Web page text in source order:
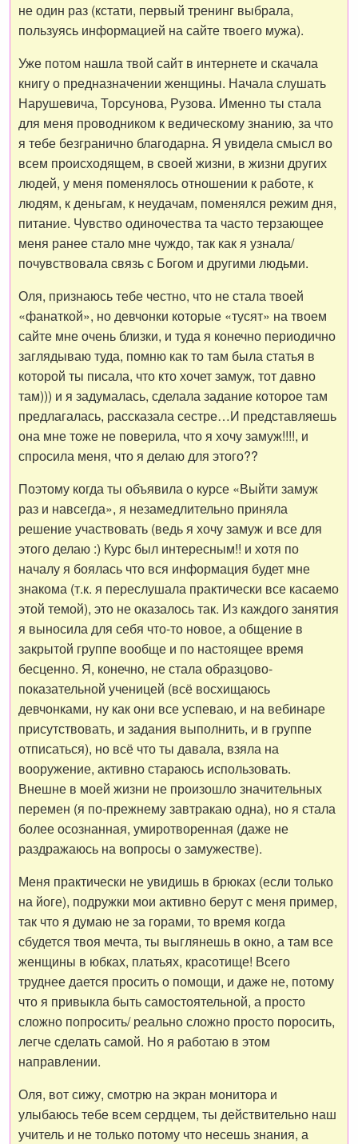
не один раз (кстати, первый тренинг выбрала,
пользуясь информацией на сайте твоего мужа).
Уже потом нашла твой сайт в интернете и скачала
книгу о предназначении женщины. Начала слушать
Нарушевича, Торсунова, Рузова. Именно ты стала
для меня проводником к ведическому знанию, за что
я тебе безгранично благодарна. Я увидела смысл во
всем происходящем, в своей жизни, в жизни других
людей, у меня поменялось отношении к работе, к
людям, к деньгам, к неудачам, поменялся режим дня,
питание. Чувство одиночества та часто терзающее
меня ранее стало мне чуждо, так как я узнала/
почувствовала связь с Богом и другими людьми.
Оля, признаюсь тебе честно, что не стала твоей
«фанаткой», но девчонки которые «тусят» на твоем
сайте мне очень близки, и туда я конечно периодично
заглядываю туда, помню как то там была статья в
которой ты писала, что кто хочет замуж, тот давно
там))) и я задумалась, сделала задание которое там
предлагалась, рассказала сестре…И представляешь
она мне тоже не поверила, что я хочу замуж!!!!, и
спросила меня, что я делаю для этого??
Поэтому когда ты объявила о курсе «Выйти замуж
раз и навсегда», я незамедлительно приняла
решение участвовать (ведь я хочу замуж и все для
этого делаю :) Курс был интересным!! и хотя по
началу я боялась что вся информация будет мне
знакома (т.к. я переслушала практически все касаемо
этой темой), это не оказалось так. Из каждого занятия
я выносила для себя что-то новое, а общение в
закрытой группе вообще и по настоящее время
бесценно. Я, конечно, не стала образцово-
показательной ученицей (всё восхищаюсь
девчонками, ну как они все успеваю, и на вебинаре
присутствовать, и задания выполнить, и в группе
отписаться), но всё что ты давала, взяла на
вооружение, активно стараюсь использовать.
Внешне в моей жизни не произошло значительных
перемен (я по-прежнему завтракаю одна), но я стала
более осознанная, умиротворенная (даже не
раздражаюсь на вопросы о замужестве).
Меня практически не увидишь в брюках (если только
на йоге), подружки мои активно берут с меня пример,
так что я думаю не за горами, то время когда
сбудется твоя мечта, ты выглянешь в окно, а там все
женщины в юбках, платьях, красотище! Всего
труднее дается просить о помощи, и даже не, потому
что я привыкла быть самостоятельной, а просто
сложно попросить/ реально сложно просто поросить,
легче сделать самой. Но я работаю в этом
направлении.
Оля, вот сижу, смотрю на экран монитора и
улыбаюсь тебе всем сердцем, ты действительно наш
учитель и не только потому что несешь знания, а